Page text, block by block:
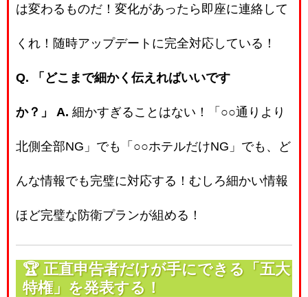
は変わるものだ！変化があったら即座に連絡して
くれ！随時アップデートに完全対応している！
Q. 「どこまで細かく伝えればいいです
か？」 A. 細かすぎることはない！「○○通りより
北側全部NG」でも「○○ホテルだけNG」でも、ど
んな情報でも完璧に対応する！むしろ細かい情報
ほど完璧な防衛プランが組める！
🏆 正直申告者だけが手にできる「五大
特権」を発表する！